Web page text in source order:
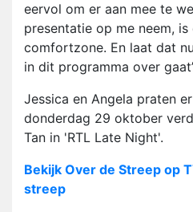
eervol om er aan mee te
presentatie op me neem,
comfortzone. En laat dat
in dit programma over
Jessica en Angela praten
donderdag 29 oktober
Tan in 'RTL Late Night'.
Bekijk Over de Streep op
streep